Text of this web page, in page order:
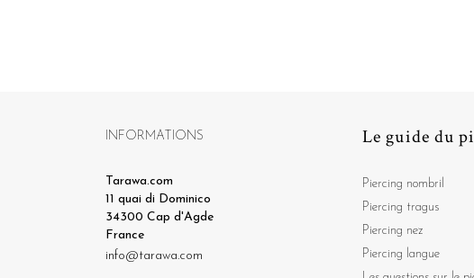
INFORMATIONS
Tarawa.com
11 quai di Dominico
34300 Cap d'Agde
France
info@tarawa.com
Le guide du
Piercing nombril
Piercing tragus
Piercing nez
Piercing langue